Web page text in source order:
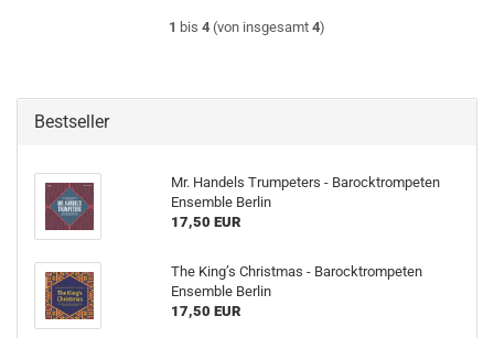
1 bis 4 (von insgesamt 4)
Bestseller
Mr. Handels Trumpeters - Barocktrompeten
Ensemble Berlin
17,50 EUR
The King’s Christmas - Barocktrompeten
Ensemble Berlin
17,50 EUR